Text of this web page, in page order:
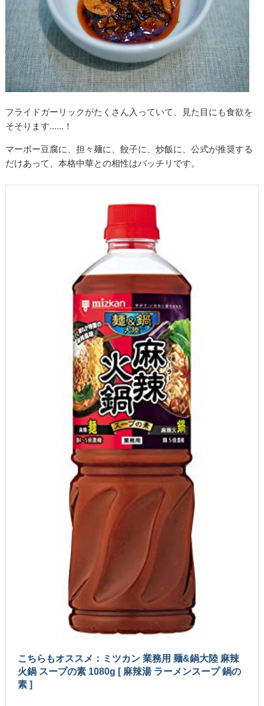
フライドガーリックがたくさん入っていて、見た目にも食欲を
そそります……！
マーボー豆腐に、担々麺に、餃子に、炒飯に、公式が推奨する
だけあって、本格中華との相性はバッチリです。
こちらもオススメ：ミツカン 業務用 麺&鍋大陸 麻辣
火鍋 スープの素 1080g [ 麻辣湯 ラーメンスープ 鍋の
素 ]